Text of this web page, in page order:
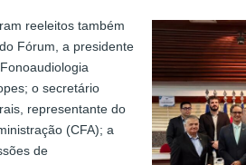
reeleitos também
Fórum, a presidente
o secretário
representante do
(CFA); a
de